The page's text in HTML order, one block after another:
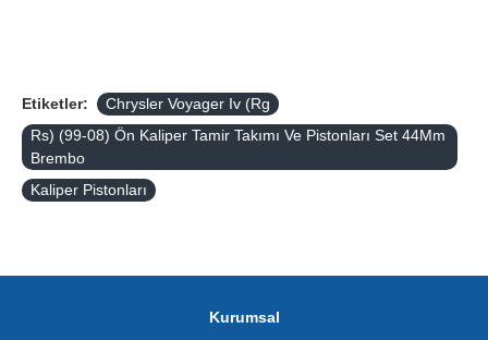
Etiketler:
Chrysler Voyager Iv (Rg
Rs) (99-08) Ön Kaliper Tamir Takımı Ve Pistonları Set 44Mm
Brembo
Kaliper Pistonları
Kurumsal